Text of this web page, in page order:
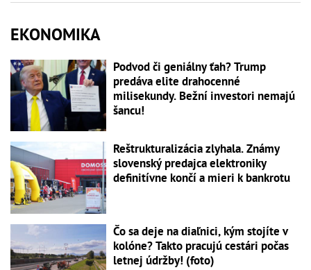
EKONOMIKA
Podvod či geniálny ťah? Trump
predáva elite drahocenné
milisekundy. Bežní investori nemajú
šancu!
Reštrukturalizácia zlyhala. Známy
slovenský predajca elektroniky
definitívne končí a mieri k bankrotu
Čo sa deje na diaľnici, kým stojíte v
kolóne? Takto pracujú cestári počas
letnej údržby! (foto)